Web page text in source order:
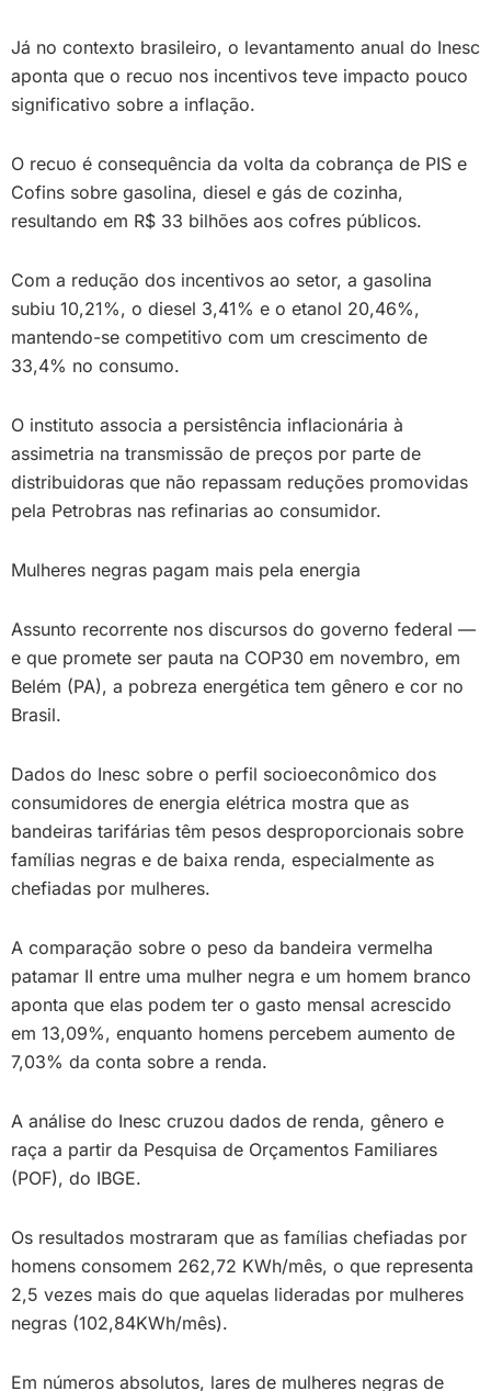
Já no contexto brasileiro, o levantamento anual do Inesc
aponta que o recuo nos incentivos teve impacto pouco
significativo sobre a inflação.
O recuo é consequência da volta da cobrança de PIS e
Cofins sobre gasolina, diesel e gás de cozinha,
resultando em R$ 33 bilhões aos cofres públicos.
Com a redução dos incentivos ao setor, a gasolina
subiu 10,21%, o diesel 3,41% e o etanol 20,46%,
mantendo-se competitivo com um crescimento de
33,4% no consumo.
O instituto associa a persistência inflacionária à
assimetria na transmissão de preços por parte de
distribuidoras que não repassam reduções promovidas
pela Petrobras nas refinarias ao consumidor.
Mulheres negras pagam mais pela energia
Assunto recorrente nos discursos do governo federal —
e que promete ser pauta na COP30 em novembro, em
Belém (PA), a pobreza energética tem gênero e cor no
Brasil.
Dados do Inesc sobre o perfil socioeconômico dos
consumidores de energia elétrica mostra que as
bandeiras tarifárias têm pesos desproporcionais sobre
famílias negras e de baixa renda, especialmente as
chefiadas por mulheres.
A comparação sobre o peso da bandeira vermelha
patamar II entre uma mulher negra e um homem branco
aponta que elas podem ter o gasto mensal acrescido
em 13,09%, enquanto homens percebem aumento de
7,03% da conta sobre a renda.
A análise do Inesc cruzou dados de renda, gênero e
raça a partir da Pesquisa de Orçamentos Familiares
(POF), do IBGE.
Os resultados mostraram que as famílias chefiadas por
homens consomem 262,72 KWh/mês, o que representa
2,5 vezes mais do que aquelas lideradas por mulheres
negras (102,84KWh/mês).
Em números absolutos, lares de mulheres negras de